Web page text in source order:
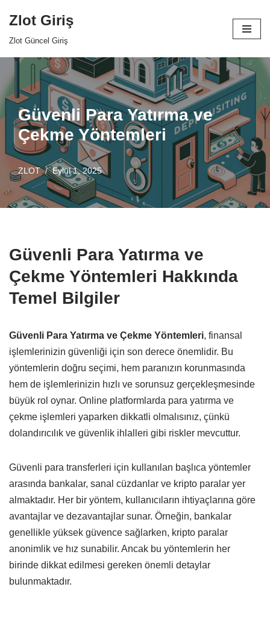
Zlot Giriş
Zlot Güncel Giriş
Güvenli Para Yatırma ve
Çekme Yöntemleri
ZLOT Eylül 1, 2025
Güvenli Para Yatırma ve
Çekme Yöntemleri Hakkında
Temel Bilgiler
Güvenli Para Yatırma ve Çekme Yöntemleri, finansal
işlemlerinizin güvenliği için son derece önemlidir. Bu
yöntemlerin doğru seçimi, hem paranızın korunmasında
hem de işlemlerinizin hızlı ve sorunsuz gerçekleşmesinde
büyük rol oynar. Online platformlarda para yatırma ve
çekme işlemleri yaparken dikkatli olmalısınız, çünkü
dolandırıcılık ve güvenlik ihlalleri gibi riskler mevcuttur.
Güvenli para transferleri için kullanılan başlıca yöntemler
arasında bankalar, sanal cüzdanlar ve kripto paralar yer
almaktadır. Her bir yöntem, kullanıcıların ihtiyaçlarına göre
avantajlar ve dezavantajlar sunar. Örneğin, bankalar
genellikle yüksek güvence sağlarken, kripto paralar
anonimlik ve hız sunabilir. Ancak bu yöntemlerin her
birinde dikkat edilmesi gereken önemli detaylar
bulunmaktadır.